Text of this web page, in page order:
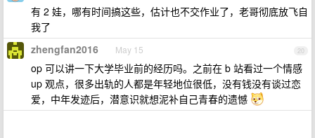
有 2 娃，哪有时间搞这些，估计也不交作业了，老哥彻底放飞自
我了
20
zhengfan2016 May 15
op 可以讲一下大学毕业前的经历吗。之前在 b 站看过一个情感
up 观点，很多出轨的人都是年轻地位很低，没有钱没有谈过恋
爱，中年发迹后，潜意识就想泥补自己青春的遗憾